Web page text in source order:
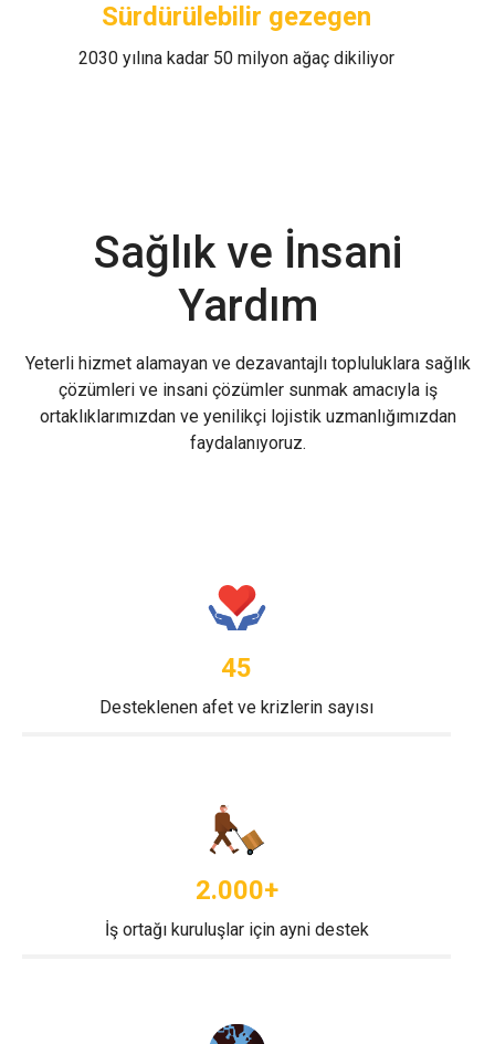
Sürdürülebilir gezegen
2030 yılına kadar 50 milyon ağaç dikiliyor
Sağlık ve İnsani
Yardım
Yeterli hizmet alamayan ve dezavantajlı topluluklara sağlık
çözümleri ve insani çözümler sunmak amacıyla iş
ortaklıklarımızdan ve yenilikçi lojistik uzmanlığımızdan
faydalanıyoruz.
45
Desteklenen afet ve krizlerin sayısı
2.000+
İş ortağı kuruluşlar için ayni destek